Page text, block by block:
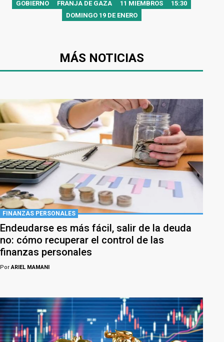
GOBIERNO FRANJA DE GAZA 11 MIEMBROS
15:30
DOMINGO 19 DE ENERO
MÁS NOTICIAS
FINANZAS PERSONALES
Endeudarse es más fácil, salir de la deuda
no: cómo recuperar el control de las
finanzas personales
PorARIEL MAMANI